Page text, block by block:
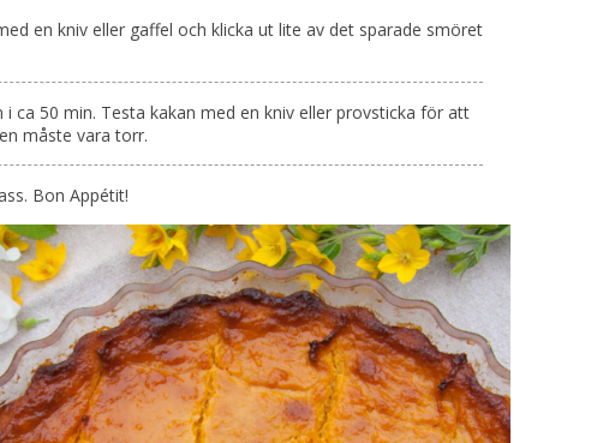
en kniv eller gaffel och klicka ut lite av det sparade smöret
i ca 50 min. Testa kakan med en kniv eller provsticka för att
måste vara torr.
Bon Appétit!